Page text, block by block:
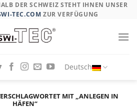
DER SCHWEIZ STEHT IHNEN UNSER O
TEC.COM ZUR VERFÜGUNG
Deutsch
MIT „ANLEGEN IN
HÄFEN“